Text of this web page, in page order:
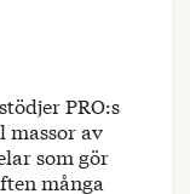
PRO:s
av
som gör
många